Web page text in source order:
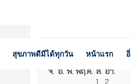
สุขภาพดีมีได้ทุกวัน หน้าแรก
สิงหาคม 2026
จ. อ. พ.พฤ.ศ. ส. อา.
1
2